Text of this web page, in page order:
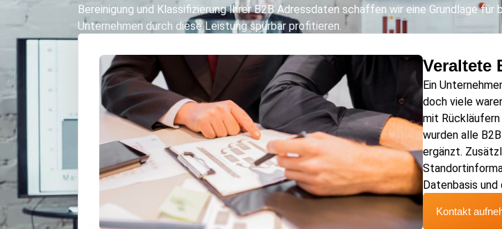
Bereinigung und Klassifizierung Ihrer B2B Adressdaten schaffen wir eine Grundlage
Unternehmen durch diese Leistung spürbar profitieren.
Veraltete
Ein
doch viele
mit
wurden alle
ergänzt.
Datenbasis
Kontakt